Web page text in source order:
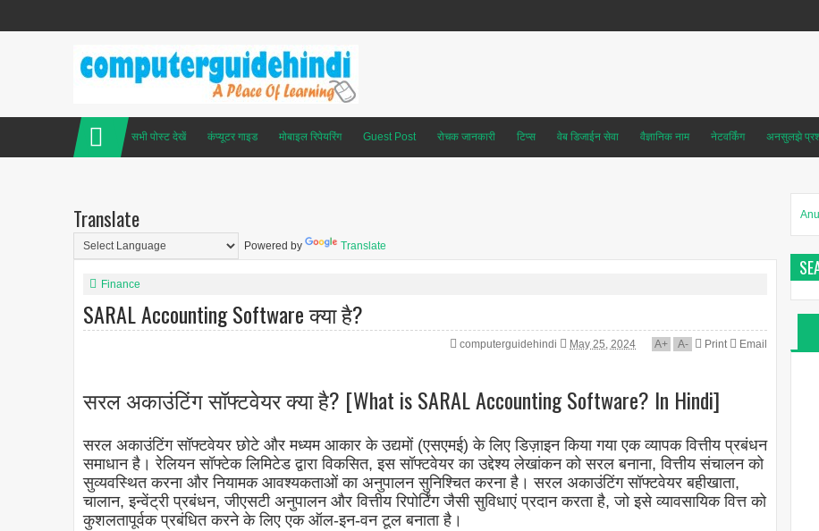
सभी पोस्ट देखें कंप्यूटर गाइड मोबाइल रिपेयरिंग Guest Post रोचक जानकारी टिप्स वेब डिजाईन सेवा वैज्ञानिक नाम नेटवर्किंग अनसुलझे
Translate
Powered by Translate
Finance
SARAL Accounting Software क्या है?
computerguidehindi May 25, 2024 A+ A- Print Email
सरल अकाउंटिंग सॉफ्टवेयर क्या है? [What is SARAL Accounting Software? In Hindi]
सरल अकाउंटिंग सॉफ्टवेयर छोटे और मध्यम आकार के उद्यमों (एसएमई) के लिए डिज़ाइन किया गया एक व्यापक वित्तीय प्रबंधन
समाधान है। रेलियन सॉफ्टेक लिमिटेड द्वारा विकसित, इस सॉफ्टवेयर का उद्देश्य लेखांकन को सरल बनाना, वित्तीय संचालन को
सुव्यवस्थित करना और नियामक आवश्यकताओं का अनुपालन सुनिश्चित करना है। सरल अकाउंटिंग सॉफ्टवेयर बहीखाता,
चालान, इन्वेंट्री प्रबंधन, जीएसटी अनुपालन और वित्तीय रिपोर्टिंग जैसी सुविधाएं प्रदान करता है, जो इसे व्यावसायिक वित्त को
कुशलतापूर्वक प्रबंधित करने के लिए एक ऑल-इन-वन टूल बनाता है।